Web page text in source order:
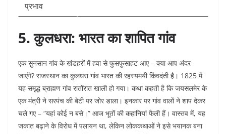
प्रभाव
5. कुलधरा: भारत का शापित गांव
एक सुनसान गांव के खंडहरों में हवा से फुसफुसाहट आए – क्या आप अंदर
जाएंगे? राजस्थान का कुलधरा गांव भारत की रहस्यमयी किंवदंती है। 1825 में
यह समृद्ध ब्राह्मण गांव रातोंरात खाली हो गया। कथा कहती है कि जयसलमेर के
एक मंत्री ने सरपंच की बेटी पर जोर डाला। इनकार पर गांव वालों ने शाप देकर
चले गए – “यहां कोई न बसे।” आज भूतों की कहानियां फैली हैं। वास्तव में, यह
जकात बढ़ाने के विरोध में पलायन था, लेकिन लोककथाओं ने इसे भयानक बना